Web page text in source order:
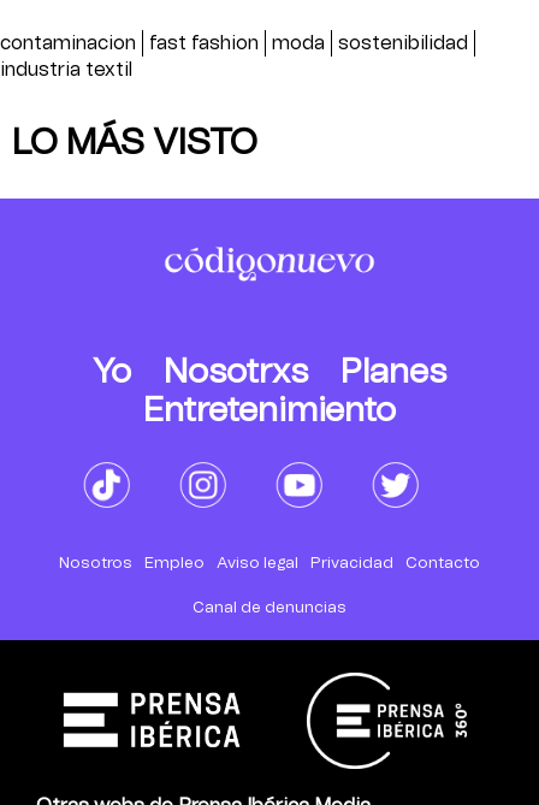
contaminacion fast fashion moda
sostenibilidad
industria textil
LO MÁS VISTO
Yo Nosotrxs
Planes
Entretenimiento
Nosotros Empleo Aviso legal Privacidad Contacto
Canal de denuncias